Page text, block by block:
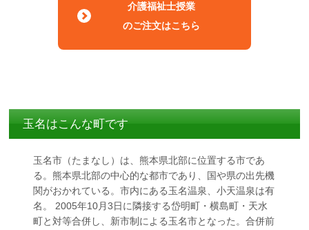
介護福祉士授業
のご注文はこちら
玉名はこんな町です
玉名市（たまなし）は、熊本県北部に位置する市であ
る。熊本県北部の中心的な都市であり、国や県の出先機
関がおかれている。市内にある玉名温泉、小天温泉は有
名。 2005年10月3日に隣接する岱明町・横島町・天水
町と対等合併し、新市制による玉名市となった。合併前